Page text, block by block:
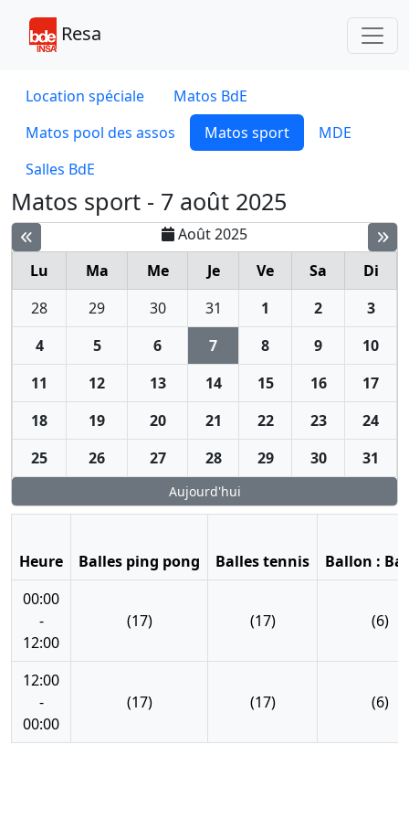
Resa
Location spéciale
Matos BdE
Matos pool des assos
Matos sport
MDE
Salles BdE
Matos sport - 7 août 2025
Août 2025
Lu
Ma Me Je Ve Sa
Di
28
29 30 31 1 2
3
4
5 6 7 8 9
10
11
12 13 14 15 16
17
18
19 20 21 22 23
24
25
26 27 28 29 30 31
Aujourd'hui
Heure Balles ping pong Balles tennis
Ballon :
00:00
-
12:00
(17) (17) (6)
12:00
-
00:00
(17) (17) (6)